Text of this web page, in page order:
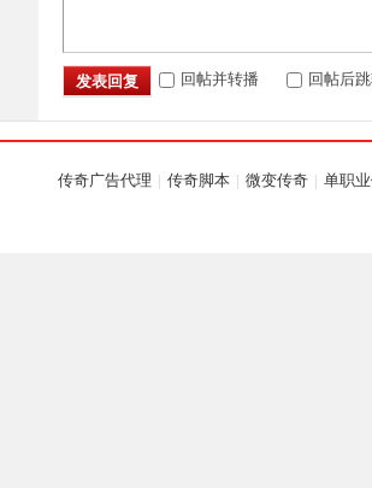
发表回复 回帖并转播 回帖后
传奇广告代理 | 传奇脚本 | 微变传奇 | 单职